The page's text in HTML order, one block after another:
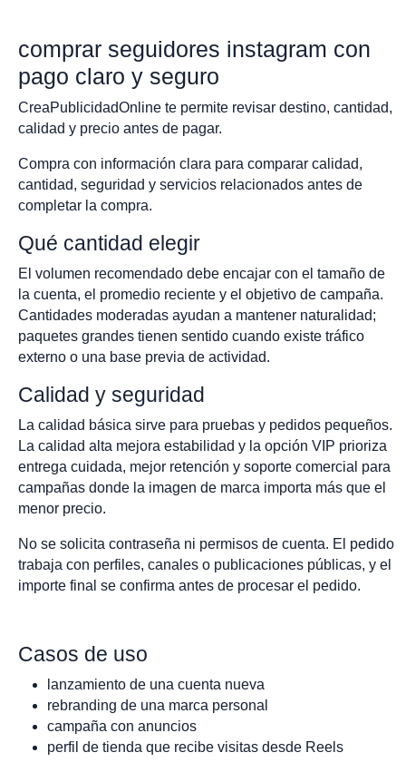
comprar seguidores instagram con
pago claro y seguro
CreaPublicidadOnline te permite revisar destino, cantidad,
calidad y precio antes de pagar.
Compra con información clara para comparar calidad,
cantidad, seguridad y servicios relacionados antes de
completar la compra.
Qué cantidad elegir
El volumen recomendado debe encajar con el tamaño de
la cuenta, el promedio reciente y el objetivo de campaña.
Cantidades moderadas ayudan a mantener naturalidad;
paquetes grandes tienen sentido cuando existe tráfico
externo o una base previa de actividad.
Calidad y seguridad
La calidad básica sirve para pruebas y pedidos pequeños.
La calidad alta mejora estabilidad y la opción VIP prioriza
entrega cuidada, mejor retención y soporte comercial para
campañas donde la imagen de marca importa más que el
menor precio.
No se solicita contraseña ni permisos de cuenta. El pedido
trabaja con perfiles, canales o publicaciones públicas, y el
importe final se confirma antes de procesar el pedido.
Casos de uso
lanzamiento de una cuenta nueva
rebranding de una marca personal
campaña con anuncios
perfil de tienda que recibe visitas desde Reels